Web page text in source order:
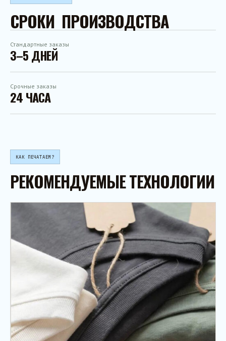
СРОКИ ПРОИЗВОДСТВА
Стандартные заказы
3–5 ДНЕЙ
Срочные заказы
24 ЧАСА
КАК ПЕЧАТАЕМ?
РЕКОМЕНДУЕМЫЕ ТЕХНОЛОГИИ